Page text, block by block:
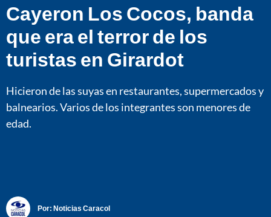
Cayeron Los Cocos, banda
que era el terror de los
turistas en Girardot
Hicieron de las suyas en restaurantes, supermercados y
balnearios. Varios de los integrantes son menores de
edad.
Por: Noticias Caracol